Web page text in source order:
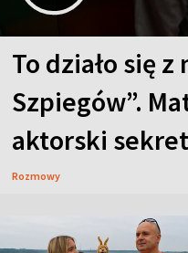
To działo się
Szpiegów”.
aktorski sekret
Rozmowy